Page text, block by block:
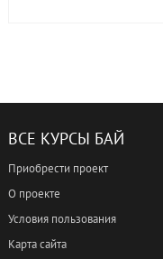
ВСЕ КУРСЫ БАЙ
Приобрести проект
О проекте
Условия пользования
Карта сайта